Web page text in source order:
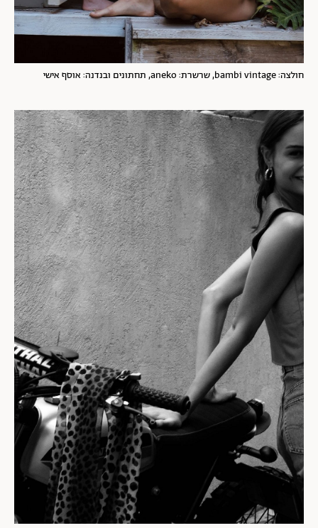
חולצה: bambi vintage, שרשרת: aneko, תחתונים ובנדנה: אוסף אישי